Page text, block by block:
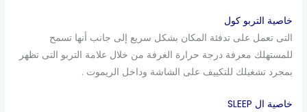
خاصية التربو كول
التى تعمل على تدفئة المكان بشكل سريع إلى جانب أنها تسمح
للمستهلك معرفة درجة حرارة الغرفة من خلال علامة التربو التى تظهر
بمجرد تشغيلك للتكييف على الشاشة وداخل الريموت .
خاصية ال SLEEP